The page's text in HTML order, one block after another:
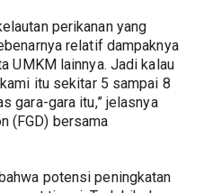
perikanan yang
relatif dampaknya
UMKM lainnya. Jadi kalau
itu sekitar 5 sampai 8
gara-gara itu,” jelasnya
potensi peningkatan